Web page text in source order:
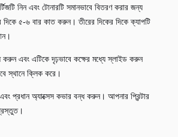
নিন এবং টোনারটি সমানভাবে বিতরণ করার জন্য
দিকে ৫-৬ বার কাত করুন। তীরের দিকের দিকে ক্যাপটি
করুন এবং এটিকে দৃঢ়ভাবে কক্ষের মধ্যে স্লাইড করুন
স্থানে ক্লিক করে।
এবং প্রধান অ্যাক্সেস কভার বন্ধ করুন। আপনার প্রিন্টার